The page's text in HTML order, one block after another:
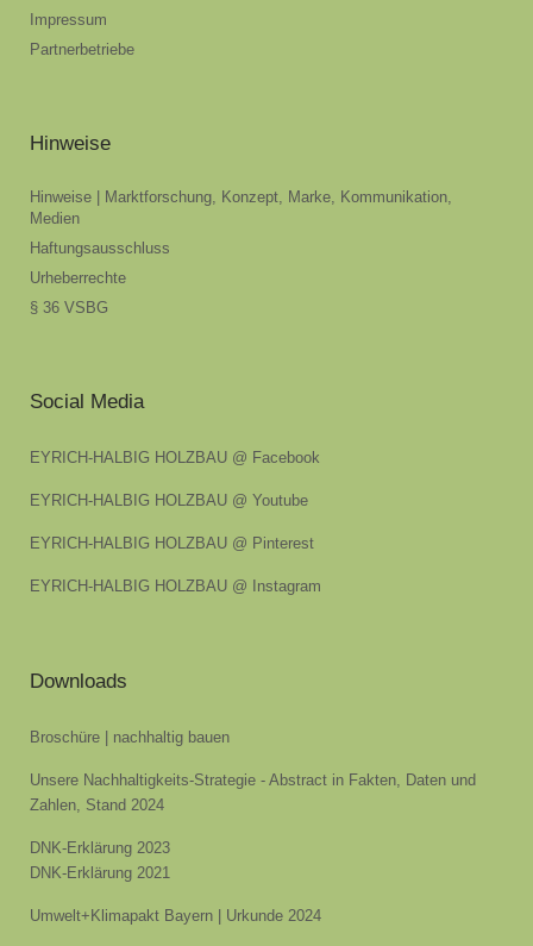
Impressum
Partnerbetriebe
Hinweise
Hinweise | Marktforschung, Konzept, Marke, Kommunikation,
Medien
Haftungsausschluss
Urheberrechte
§ 36 VSBG
Social Media
EYRICH-HALBIG HOLZBAU @ Facebook
EYRICH-HALBIG HOLZBAU @ Youtube
EYRICH-HALBIG HOLZBAU @ Pinterest
EYRICH-HALBIG HOLZBAU @ Instagram
Downloads
Broschüre | nachhaltig bauen
Unsere Nachhaltigkeits-Strategie - Abstract in Fakten, Daten und
Zahlen, Stand 2024
DNK-Erklärung 2023
DNK-Erklärung 2021
Umwelt+Klimapakt Bayern | Urkunde 2024